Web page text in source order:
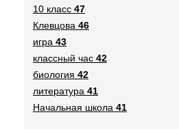
10 класс 47
Клевцова 46
игра 43
классный час 42
биология 42
литература 41
Начальная школа 41